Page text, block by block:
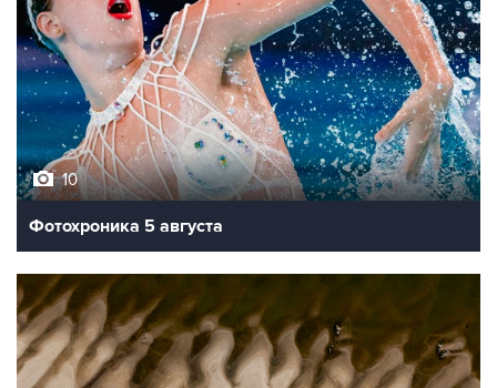
10
Фотохроника 5 августа